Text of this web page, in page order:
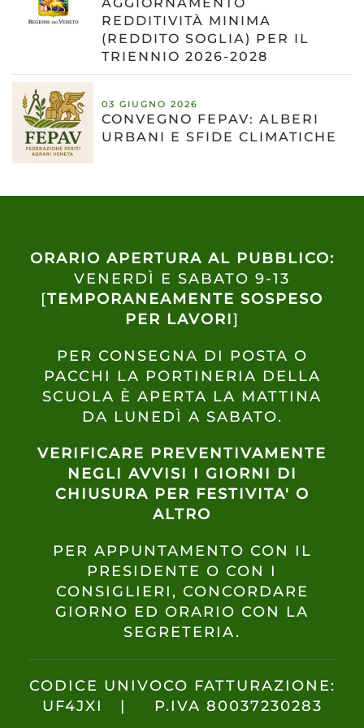
REDDITIVITÀ MINIMA
(REDDITO SOGLIA) PER IL
TRIENNIO 2026-2028
03 GIUGNO 2026
CONVEGNO FEPAV: ALBERI
URBANI E SFIDE CLIMATICHE
ORARIO APERTURA AL PUBBLICO:
VENERDÌ E SABATO 9-13
[TEMPORANEAMENTE SOSPESO
PER LAVORI]
PER CONSEGNA DI POSTA O
PACCHI LA PORTINERIA DELLA
SCUOLA È APERTA LA MATTINA
DA LUNEDÌ A SABATO.
VERIFICARE PREVENTIVAMENTE
NEGLI AVVISI I GIORNI DI
CHIUSURA PER FESTIVITA' O
ALTRO
PER APPUNTAMENTO CON IL
PRESIDENTE O CON I
CONSIGLIERI, CONCORDARE
GIORNO ED ORARIO CON LA
SEGRETERIA.
CODICE UNIVOCO FATTURAZIONE:
UF4JXI | P.IVA 80037230283